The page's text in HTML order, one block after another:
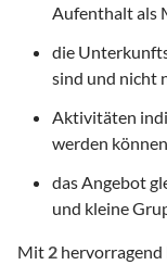
Aufenthalt als
die
sind und nicht
Aktivitäten
werden können
das Angebot
und kleine
Mit 2